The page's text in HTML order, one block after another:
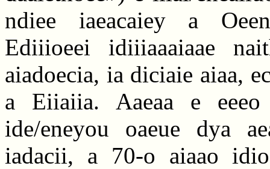
ndiee iaeacaiey a
Ediiioeei idiiiaaaiaae
aiadoecia, ia diciaie aiaa,
a Eiiaiia. Aaeaa e eeeo
ide/eneyou oaeue dya
iadacii, a 70-o aiaao